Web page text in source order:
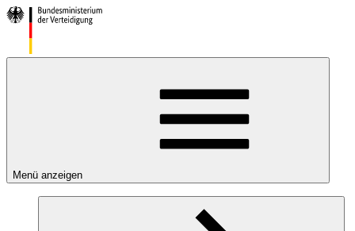
Menü anzeigen